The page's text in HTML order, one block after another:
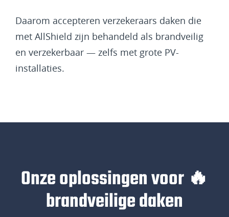
Daarom accepteren verzekeraars daken die
met AllShield zijn behandeld als brandveilig
en verzekerbaar — zelfs met grote PV-
installaties.
Onze oplossingen voor 🔥
brandveilige daken